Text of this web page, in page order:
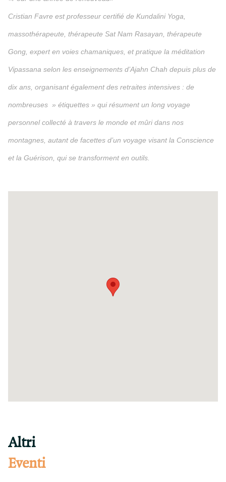
Cristian Favre est professeur certifié de Kundalini Yoga,
massothérapeute, thérapeute Sat Nam Rasayan, thérapeute
Gong, expert en voies chamaniques, et pratique la méditation
Vipassana selon les enseignements d’Ajahn Chah depuis plus de
dix ans, organisant également des retraites intensives : de
nombreuses » étiquettes » qui résument un long voyage
personnel collecté à travers le monde et mûri dans nos
montagnes, autant de facettes d’un voyage visant la Conscience
et la Guérison, qui se transforment en outils.
Altri
Eventi